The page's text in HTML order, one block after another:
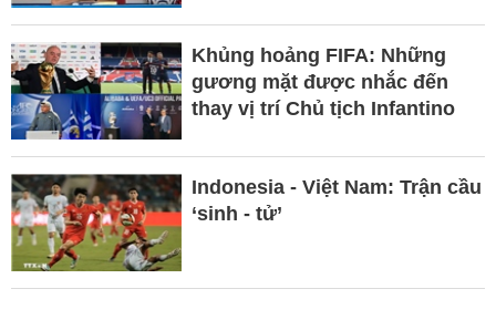
Khủng hoảng FIFA: Những
gương mặt được nhắc đến
thay vị trí Chủ tịch Infantino
Indonesia - Việt Nam: Trận cầu
‘sinh - tử’